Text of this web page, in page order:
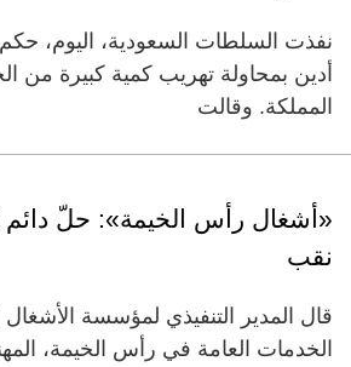
نفذت السلطات السعودية، اليوم،
أدين بمحاولة تهريب كمية كبيرة من
المملكة. وقالت
«أشغال رأس الخيمة»: حلّ دائم
نقب
قال المدير التنفيذي لمؤسسة الأشغال
الخدمات العامة في رأس الخيمة،